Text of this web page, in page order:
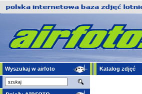
Wyszukaj w airfoto Katalog zdjęć